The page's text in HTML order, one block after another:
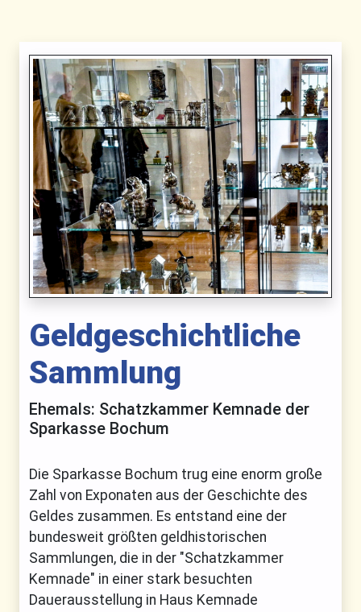
Geldgeschichtliche
Sammlung
Ehemals: Schatzkammer Kemnade der
Sparkasse Bochum
Die Sparkasse Bochum trug eine enorm große
Zahl von Exponaten aus der Geschichte des
Geldes zusammen. Es entstand eine der
bundesweit größten geldhistorischen
Sammlungen, die in der "Schatzkammer
Kemnade" in einer stark besuchten
Dauerausstellung in Haus Kemnade